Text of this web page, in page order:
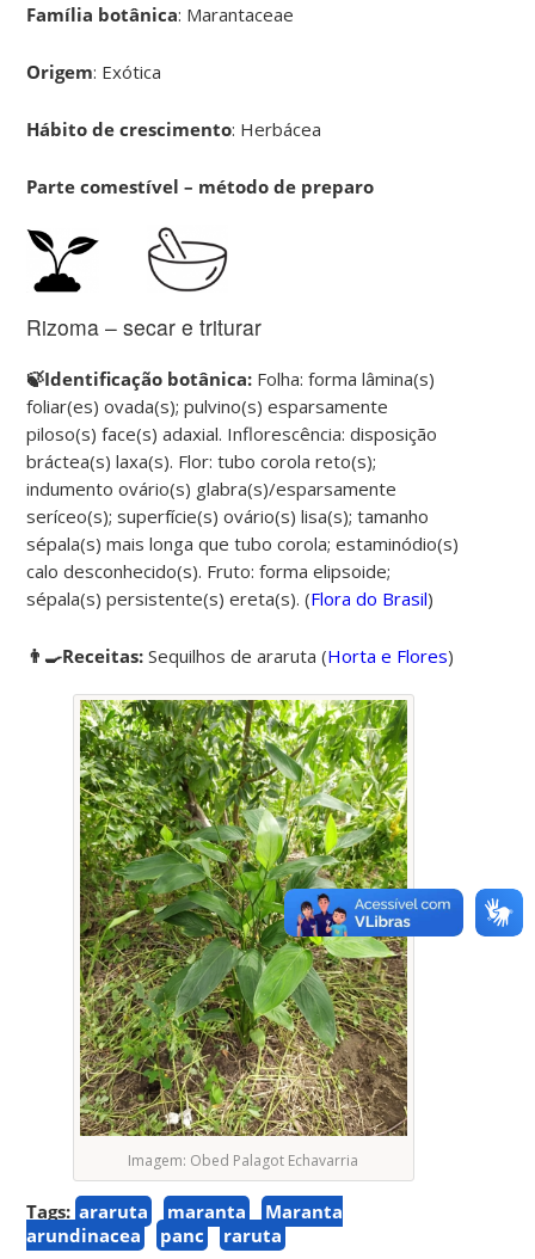
Família botânica: Marantaceae
Origem: Exótica
Hábito de crescimento: Herbácea
Parte comestível – método de preparo
Rizoma – secar e triturar
🍃Identificação botânica: Folha: forma lâmina(s)
foliar(es) ovada(s); pulvino(s) esparsamente
piloso(s) face(s) adaxial. Inflorescência: disposição
bráctea(s) laxa(s). Flor: tubo corola reto(s);
indumento ovário(s) glabra(s)/esparsamente
seríceo(s); superfície(s) ovário(s) lisa(s); tamanho
sépala(s) mais longa que tubo corola; estaminódio(s)
calo desconhecido(s). Fruto: forma elipsoide;
sépala(s) persistente(s) ereta(s). (Flora do Brasil)
👨‍🍳Receitas:Sequilhos de araruta(Horta e Flores)
Imagem: Obed Palagot Echavarria
Tags: araruta maranta
Maranta
arundinacea
panc raruta